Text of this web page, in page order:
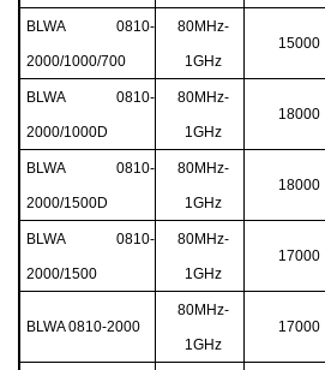
BLWA 0810-
2000/1000/700
80MHz-
1GHz
15000
BLWA 0810-
2000/1000D
80MHz-
1GHz
18000
BLWA 0810-
2000/1500D
80MHz-
1GHz
18000
BLWA 0810-
2000/1500
80MHz-
1GHz
17000
BLWA 0810-2000
80MHz-
1GHz
17000